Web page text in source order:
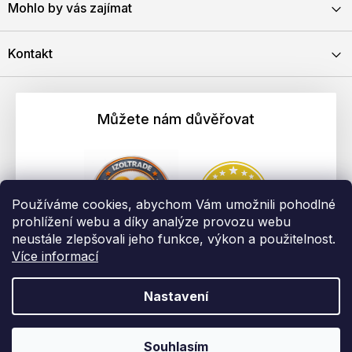
Používáme cookies, abychom Vám umožnili pohodlné
prohlížení webu a díky analýze provozu webu
neustále zlepšovali jeho funkce, výkon a použitelnost.
Více informací
Nastavení
Souhlasím
Mohlo by vás zajímat
Kontakt
Můžete nám důvěřovat
Vytvořil Shoptet